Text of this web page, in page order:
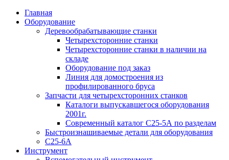
Главная
Оборудование
Деревообрабатывающие станки
Четырехсторонние станки
Четырехсторонние станки в наличии на
складе
Оборудование под заказ
Линия для домостроения из
профилированного бруса
Запчасти для четырехсторонних станков
Каталоги выпускавшегося оборудования
2001г.
Современный каталог С25-5А по разделам
Быстроизнашиваемые детали для оборудования
С25-6А
Инструмент